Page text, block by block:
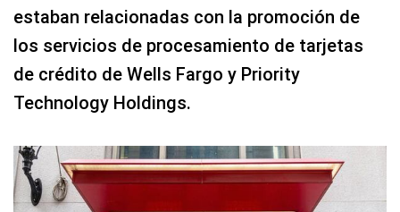
estaban relacionadas con la promoción de
los servicios de procesamiento de tarjetas
de crédito de Wells Fargo y Priority
Technology Holdings.